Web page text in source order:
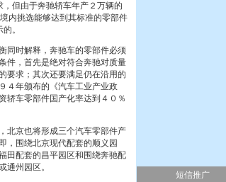
但由于奔驰轿车年产２万辆的
内挑选能够达到其标准的零部件
。
时解释，奔驰车的零部件必须
件，首先是绝对符合奔驰对质量
要求；其次还要满足仍在沿用的
４年颁布的《汽车工业产业政
轿车零部件国产化率达到４０％
京也将形成三个汽车零部件产
，围绕北京现代配套的顺义园
田配套的昌平园区和围绕奔驰配
通州园区。
短信推广